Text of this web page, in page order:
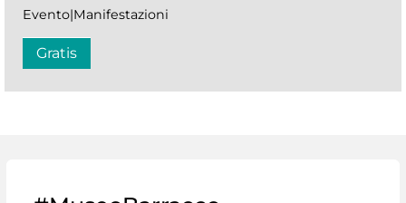
Evento|Manifestazioni
Gratis